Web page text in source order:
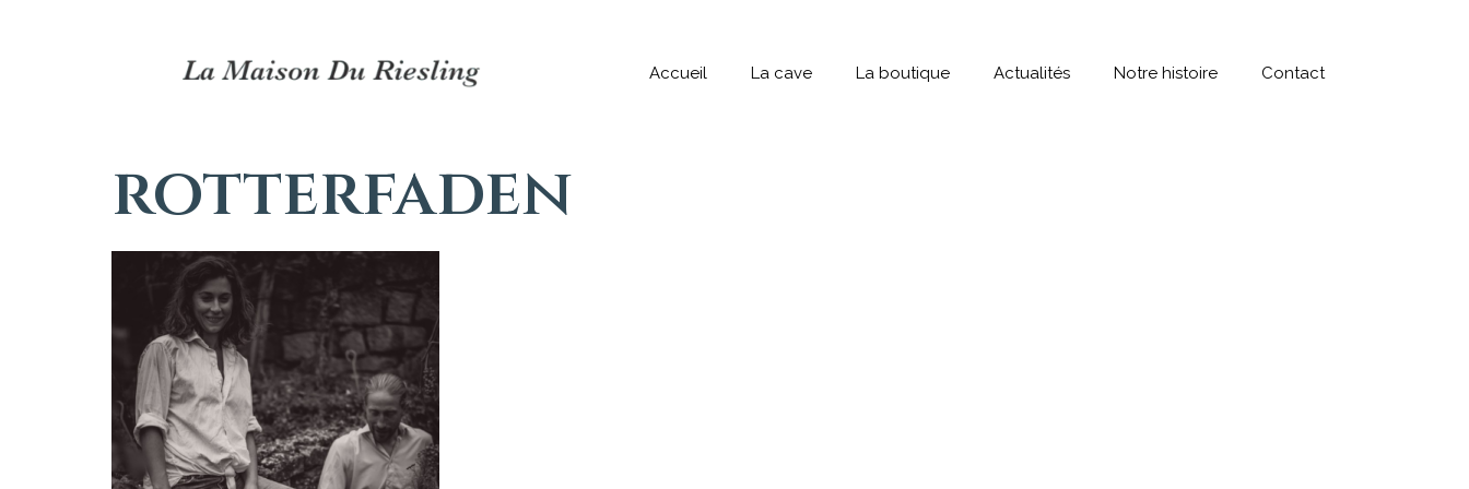
Accueil La cave La boutique Actualités Notre histoire Contact
rotterfaden